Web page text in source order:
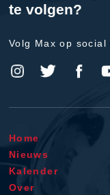
te volgen?
Volg Max op
Home
Nieuws
Kalender
Over